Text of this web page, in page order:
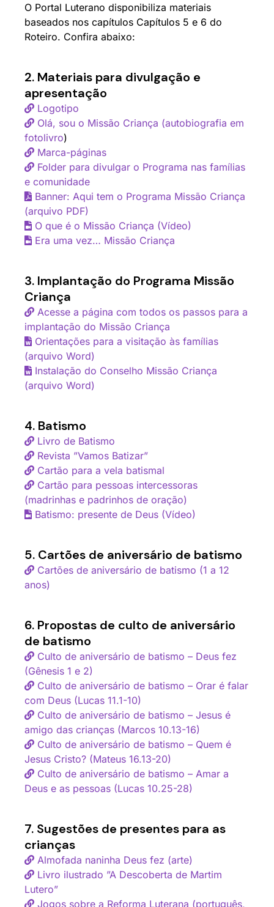
O Portal Luterano disponibiliza materiais
baseados nos capítulos Capítulos 5 e 6 do
Roteiro. Confira abaixo:
2. Materiais para divulgação e
apresentação
Logotipo
Olá, sou o Missão Criança (autobiografia em
fotolivro)
Marca-páginas
Folder para divulgar o Programa nas famílias
e comunidade
Banner: Aqui tem o Programa Missão Criança
(arquivo PDF)
O que é o Missão Criança (Vídeo)
Era uma vez… Missão Criança
3. Implantação do Programa Missão
Criança
Acesse a página com todos os passos para a
implantação do Missão Criança
Orientações para a visitação às famílias
(arquivo Word)
Instalação do Conselho Missão Criança
(arquivo Word)
4. Batismo
Livro de Batismo
Revista ”Vamos Batizar”
Cartão para a vela batismal
Cartão para pessoas intercessoras
(madrinhas e padrinhos de oração)
Batismo: presente de Deus (Vídeo)
5. Cartões de aniversário de batismo
Cartões de aniversário de batismo (1 a 12
anos)
6. Propostas de culto de aniversário
de batismo
Culto de aniversário de batismo – Deus fez
(Gênesis 1 e 2)
Culto de aniversário de batismo – Orar é falar
com Deus (Lucas 11.1-10)
Culto de aniversário de batismo – Jesus é
amigo das crianças (Marcos 10.13-16)
Culto de aniversário de batismo – Quem é
Jesus Cristo? (Mateus 16.13-20)
Culto de aniversário de batismo – Amar a
Deus e as pessoas (Lucas 10.25-28)
7. Sugestões de presentes para as
crianças
Almofada naninha Deus fez (arte)
Livro ilustrado ”A Descoberta de Martim
Lutero”
Jogos sobre a Reforma Luterana (português,